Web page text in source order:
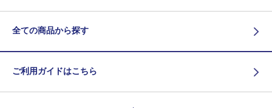
全ての商品から探す
ご利用ガイドはこちら